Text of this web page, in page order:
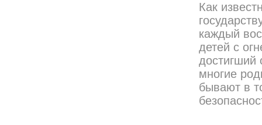
Как
каждый
детей с
достигший
многие
бывают в